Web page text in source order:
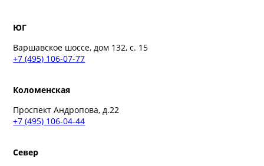
ЮГ
Варшавское шоссе, дом 132, с. 15
+7 (495) 106-07-77
Коломенская
Проспект Андропова, д.22
+7 (495) 106-04-44
Север